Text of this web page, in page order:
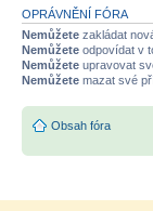
OPRÁVNĚNÍ FÓRA
Nemůžete zakládat
Nemůžete odpovídat v
Nemůžete upravovat
Nemůžete mazat své
Obsah fóra